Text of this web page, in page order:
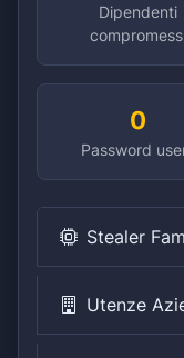
Dipendenti
0
Password
Stealer
Utenze